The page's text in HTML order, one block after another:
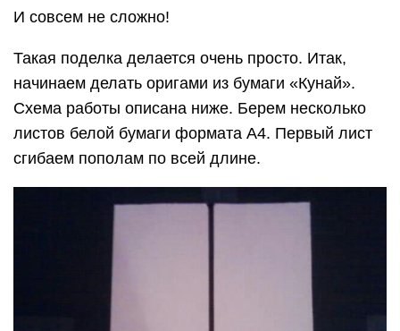
И совсем не сложно!
Такая поделка делается очень просто. Итак,
начинаем делать оригами из бумаги «Кунай».
Схема работы описана ниже. Берем несколько
листов белой бумаги формата А4. Первый лист
сгибаем пополам по всей длине.